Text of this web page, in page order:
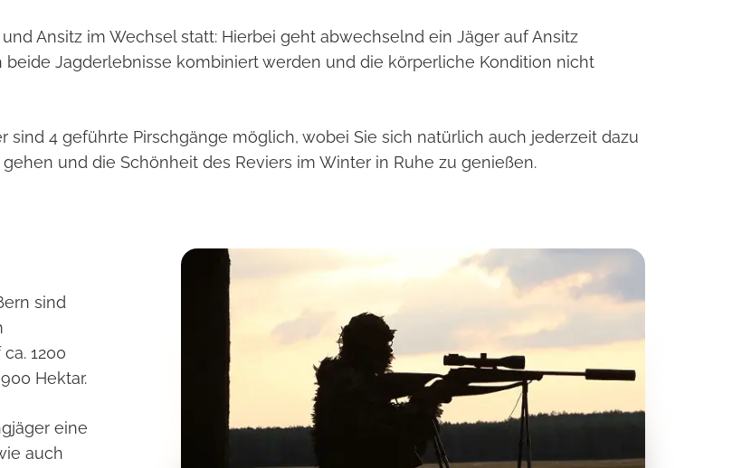
Ansitz im Wechsel statt: Hierbei geht abwechselnd ein Jäger auf Ansitz
Jagderlebnisse kombiniert werden und die körperliche Kondition nicht
sind 4 geführte Pirschgänge möglich, wobei Sie sich natürlich auch jederzeit dazu
und die Schönheit des Reviers im Winter in Ruhe zu genießen.
sind
1200
Hektar.
eine
auch